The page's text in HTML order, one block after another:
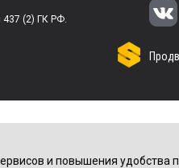
437 (2) ГК РФ.
и повышения удобства